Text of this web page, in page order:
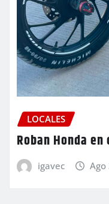
LOCALES
Roban Honda
igavec Ago